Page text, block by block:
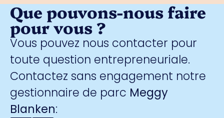
Que pouvons-nous faire
pour vous ?
Vous pouvez nous contacter pour
toute question entrepreneuriale.
Contactez sans engagement notre
gestionnaire de parc Meggy
Blanken: